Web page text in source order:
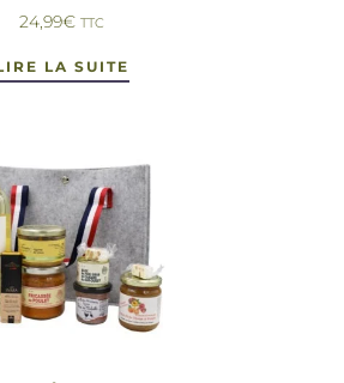
24,99€ TTC
LA SUITE